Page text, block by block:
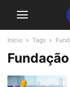
Início Tags